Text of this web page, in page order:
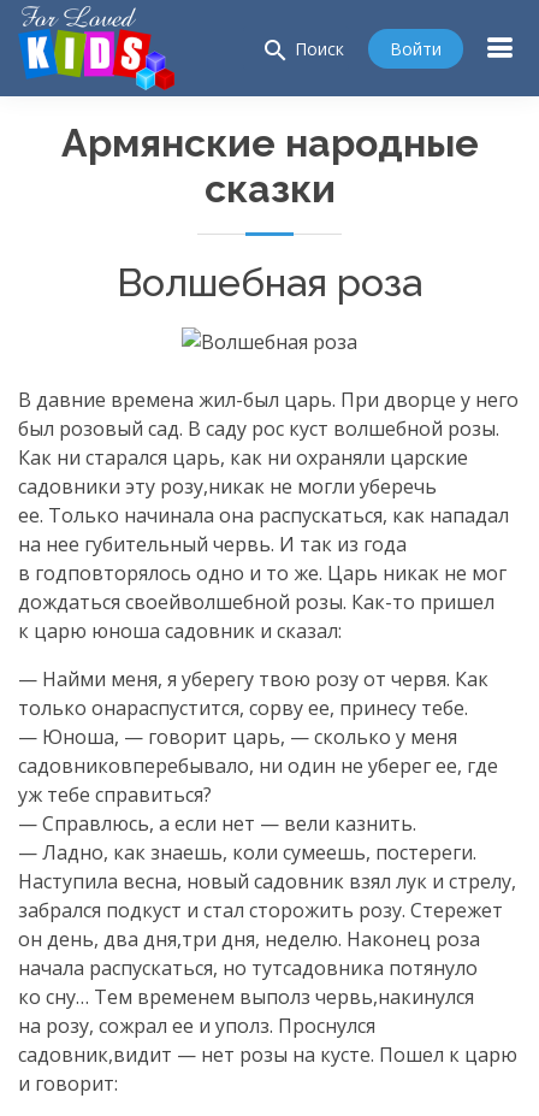
search Поиск Войти
Армянские народные
сказки
Волшебная роза
В давние времена жил-был царь. При дворце у него
был розовый сад. В саду рос куст волшебной розы.
Как ни старался царь, как ни охраняли царские
садовники эту розу,никак не могли уберечь
ее. Только начинала она распускаться, как нападал
на нее губительный червь. И так из года
в годповторялось одно и то же. Царь никак не мог
дождаться своейволшебной розы. Как-то пришел
к царю юноша садовник и сказал:
— Найми меня, я уберегу твою розу от червя. Как
только онараспустится, сорву ее, принесу тебе.
— Юноша, — говорит царь, — сколько у меня
садовниковперебывало, ни один не уберег ее, где
уж тебе справиться?
— Справлюсь, а если нет — вели казнить.
— Ладно, как знаешь, коли сумеешь, постереги.
Наступила весна, новый садовник взял лук и стрелу,
забрался подкуст и стал сторожить розу. Стережет
он день, два дня,три дня, неделю. Наконец роза
начала распускаться, но тутсадовника потянуло
ко сну… Тем временем выполз червь,накинулся
на розу, сожрал ее и уполз. Проснулся
садовник,видит — нет розы на кусте. Пошел к царю
и говорит: